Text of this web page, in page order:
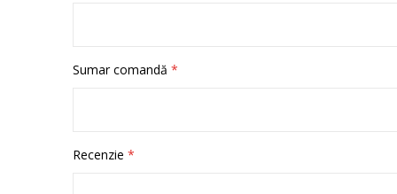
Sumar comandă
Recenzie